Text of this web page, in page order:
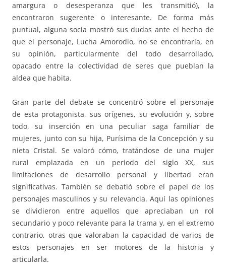
amargura o desesperanza que les transmitió), la
encontraron sugerente o interesante. De forma más
puntual, alguna socia mostró sus dudas ante el hecho de
que el personaje, Lucha Amorodio, no se encontraría, en
su opinión, particularmente del todo desarrollado,
opacado entre la colectividad de seres que pueblan la
aldea que habita.
Gran parte del debate se concentró sobre el personaje
de esta protagonista, sus orígenes, su evolución y, sobre
todo, su inserción en una peculiar saga familiar de
mujeres, junto con su hija, Purísima de la Concepción y su
nieta Cristal. Se valoró cómo, tratándose de una mujer
rural emplazada en un periodo del siglo XX, sus
limitaciones de desarrollo personal y libertad eran
significativas. También se debatió sobre el papel de los
personajes masculinos y su relevancia. Aquí las opiniones
se dividieron entre aquellos que apreciaban un rol
secundario y poco relevante para la trama y, en el extremo
contrario, otras que valoraban la capacidad de varios de
estos personajes en ser motores de la historia y
articularla.